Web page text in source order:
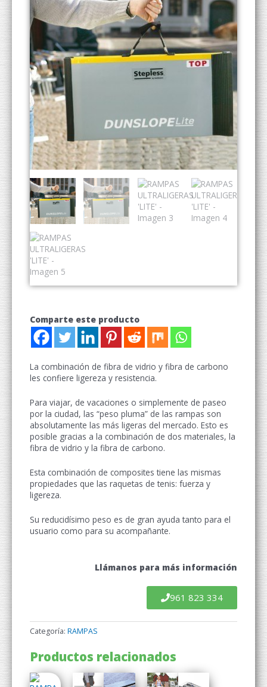
Comparte este producto
La combinación de fibra de vidrio y fibra de carbono
les confiere ligereza y resistencia.
Para viajar, de vacaciones o simplemente de paseo
por la ciudad, las “peso pluma” de las rampas son
absolutamente las más ligeras del mercado. Esto es
posible gracias a la combinación de dos materiales, la
fibra de vidrio y la fibra de carbono.
Esta combinación de composites tiene las mismas
propiedades que las raquetas de tenis: fuerza y
ligereza.
Su reducidísimo peso es de gran ayuda tanto para el
usuario como para su acompañante.
Llámanos para más información
961 823 334
Categoría: RAMPAS
Productos relacionados